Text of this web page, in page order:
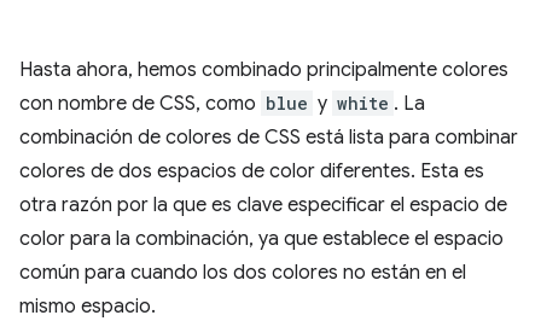
Hasta ahora, hemos combinado principalmente colores
con nombre de CSS, como blue y white . La
combinación de colores de CSS está lista para combinar
colores de dos espacios de color diferentes. Esta es
otra razón por la que es clave especificar el espacio de
color para la combinación, ya que establece el espacio
común para cuando los dos colores no están en el
mismo espacio.